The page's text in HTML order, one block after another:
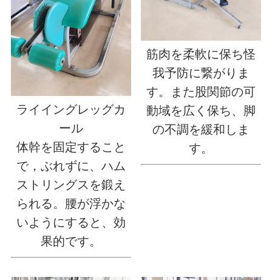
ライイングレッグカ
ール
体幹を固定すること
で，ぶれずに、ハム
ストリングスを鍛え
られる。腰が浮かな
いようにすると、効
果的です。
筋肉を柔軟に保ち怪
我予防に繋がりま
す。また股関節の可
動域を広く保ち、脚
の不調を緩和しま
す。